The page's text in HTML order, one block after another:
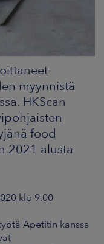
myynnistä
HKScan
food
2021 alusta
klo 9.00
Apetitin kanssa